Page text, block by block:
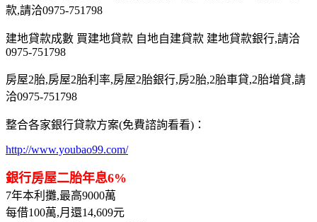
款,請洽0975-751798
建地貸款成數 買建地貸款 自地自建貸款 建地貸款銀行,請洽
0975-751798
房屋2胎,房屋2胎利率,房屋2胎銀行,房2胎,2胎車貸,2胎增貸,請
洽0975-751798
整合各家銀行貸款方案(免費諮詢看看)：
http://www.youbao99.com/
銀行房屋二胎年息6%
7年本利攤,最高9000萬
每借100萬,月還14,609元